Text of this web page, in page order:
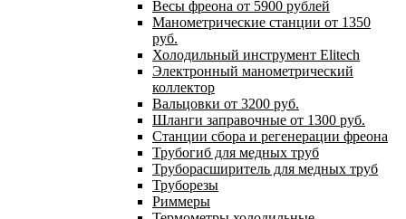
Весы фреона от 5900 рублей
Манометрические станции от 1350
руб.
Холодильный инструмент Elitech
Электронный манометрический
коллектор
Вальцовки от 3200 руб.
Шланги заправочные от 1300 руб.
Станции сбора и регенерации фреона
Трубогиб для медных труб
Труборасширитель для медных труб
Труборезы
Риммеры